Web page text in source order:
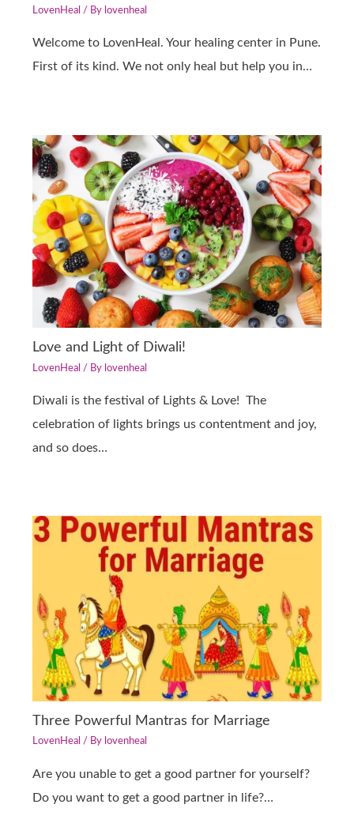
LovenHeal / By lovenheal
Welcome to LovenHeal. Your healing center in Pune.
First of its kind. We not only heal but help you in…
Love and Light of Diwali!
LovenHeal / By lovenheal
Diwali is the festival of Lights & Love! The
celebration of lights brings us contentment and joy,
and so does…
Three Powerful Mantras for Marriage
LovenHeal / By lovenheal
Are you unable to get a good partner for yourself?
Do you want to get a good partner in life?…